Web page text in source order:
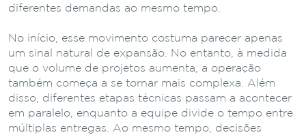
diferentes demandas ao mesmo tempo.
No início, esse movimento costuma parecer apenas
um sinal natural de expansão. No entanto, à medida
que o volume de projetos aumenta, a operação
também começa a se tornar mais complexa. Além
disso, diferentes etapas técnicas passam a acontecer
em paralelo, enquanto a equipe divide o tempo entre
múltiplas entregas. Ao mesmo tempo, decisões